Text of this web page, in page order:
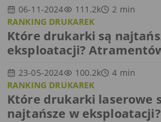
06-11-2024 111.2k 2 min
RANKING DRUKAREK
Które drukarki są
eksploatacji?
23-05-2024 100.2k 4 min
RANKING DRUKAREK
Które drukarki laserowe
najtańsze w